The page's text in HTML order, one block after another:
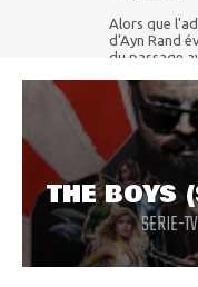
Alors que
d'Ayn Rand
du passage
THE BOYS
SERIE-